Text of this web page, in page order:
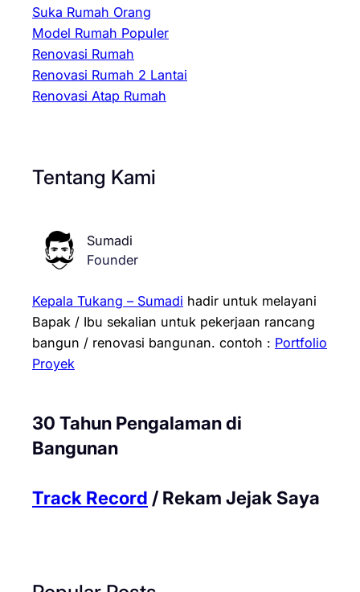
Suka Rumah Orang
Model Rumah Populer
Renovasi Rumah
Renovasi Rumah 2 Lantai
Renovasi Atap Rumah
Tentang Kami
Sumadi
Founder
Kepala Tukang – Sumadi hadir untuk melayani
Bapak / Ibu sekalian untuk pekerjaan rancang
bangun / renovasi bangunan. contoh : Portfolio
Proyek
30 Tahun Pengalaman di
Bangunan
Track Record / Rekam Jejak Saya